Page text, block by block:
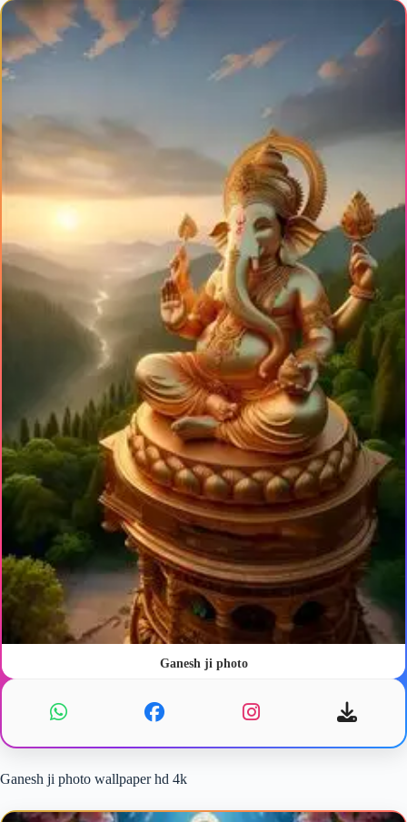
Ganesh ji photo
Ganesh ji photo wallpaper hd 4k